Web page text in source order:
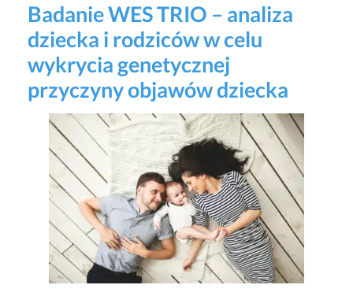
Badanie WES TRIO – analiza
dziecka i rodziców w celu
wykrycia genetycznej
przyczyny objawów dziecka